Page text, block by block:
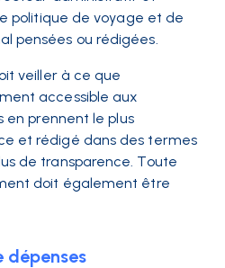
politique de voyage et de
pensées ou rédigées.
veiller à ce que
accessible aux
en prennent le plus
et rédigé dans des termes
de transparence. Toute
doit également être